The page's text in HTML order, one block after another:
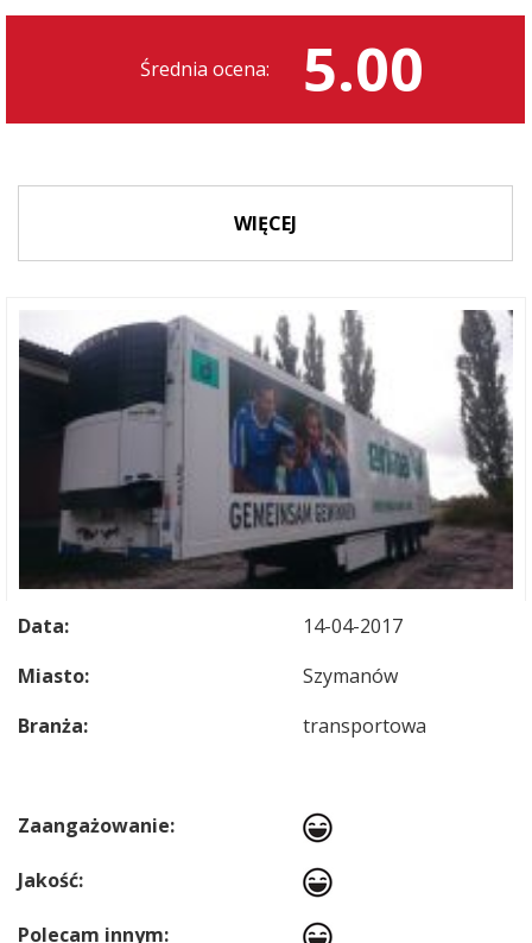
Średnia ocena: 5.00
WIĘCEJ
Data:
14-04-2017
Miasto:
Szymanów
Branża:
transportowa
Zaangażowanie:
Jakość:
Polecam innym: